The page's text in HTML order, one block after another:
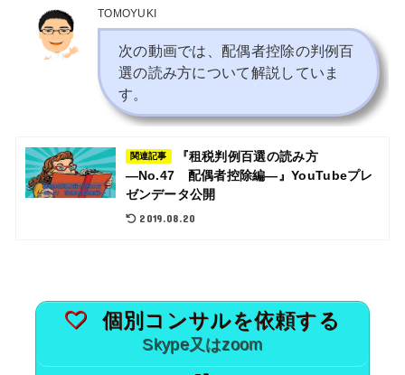
TOMOYUKI
次の動画では、配偶者控除の判例百
選の読み方について解説していま
す。
関連記事
『租税判例百選の読み方
―No.47 配偶者控除編―』YouTubeプレ
ゼンデータ公開
2019.08.20
個別コンサルを依頼する
Skype又はzoom